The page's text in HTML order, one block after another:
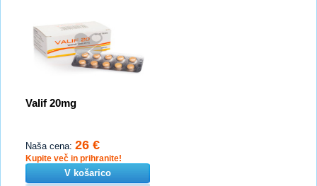
Valif 20mg
Naša cena: 26 €
Kupite več in prihranite!
V košarico